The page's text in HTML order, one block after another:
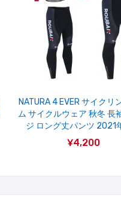
NATURA 4 EVER サイクリ
ム サイクルウェア 秋冬 長
ジ ロング丈パンツ 2021
¥4,200